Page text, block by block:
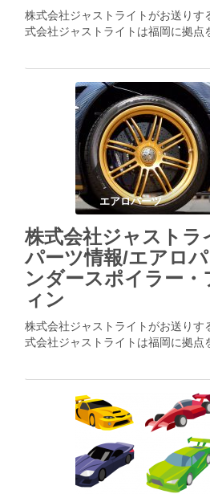
株式会社ジャストライトがお送りす
式会社ジャストライトは福岡に拠点
エアロパーツ
株式会社ジャストラ
パーツ情報/エアロ
ンダースポイラー・
ィン
株式会社ジャストライトがお送りす
式会社ジャストライトは福岡に拠点